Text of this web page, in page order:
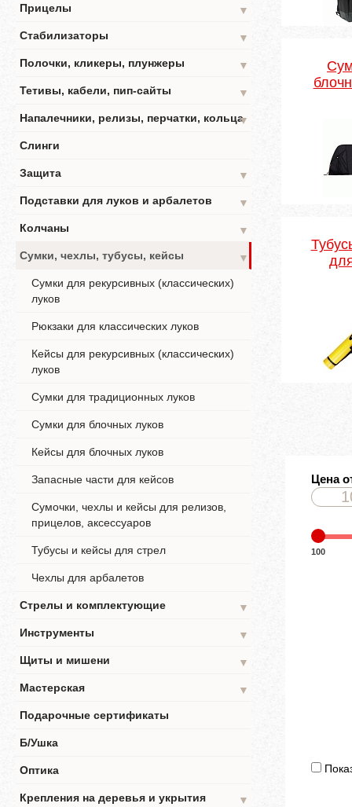
Прицелы
▼
Стабилизаторы
▼
Полочки, кликеры, плунжеры
▼
Тетивы, кабели, пип-сайты
▼
Напалечники, релизы, перчатки, кольца▼
Слинги
Защита
▼
Подставки для луков и арбалетов
▼
Колчаны
▼
Сумки, чехлы, тубусы, кейсы
▼
Сумки для рекурсивных (классических)
луков
Рюкзаки для классических луков
Кейсы для рекурсивных (классических)
луков
Сумки для традиционных луков
Сумки для блочных луков
Кейсы для блочных луков
Запасные части для кейсов
Сумочки, чехлы и кейсы для релизов,
прицелов, аксессуаров
Тубусы и кейсы для стрел
Чехлы для арбалетов
Стрелы и комплектующие
▼
Инструменты
▼
Щиты и мишени
▼
Мастерская
▼
Подарочные сертификаты
Б/Ушка
Оптика
Крепления на деревья и укрытия
▼
Цена
100